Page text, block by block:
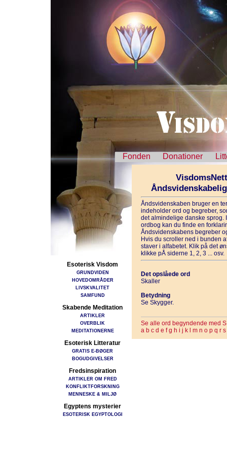
Fonden Donationer
Esoterisk Visdom
GRUNDVIDEN
HOVEDOMRÅDER
LIVSKVALITET
SAMFUND
Skabende Meditation
ARTIKLER
OVERBLIK
MEDITATIONERNE
Esoterisk Litteratur
GRATIS E-BØGER
BOGUDGIVELSER
Fredsinspiration
ARTIKLER OM FRED
KONFLIKTFORSKNING
MENNESKE & MILJØ
Egyptens mysterier
ESOTERISK EGYPTOLOGI
Åndsvidenskaben bruger en
indeholder ord og begreber,
det almindelige danske sprog.
ordbog kan du finde en
Åndsvidenskabens begreber
Hvis du scroller ned i bunden
staver i alfabetet. Klik på det
klikke pÅ siderne 1, 2, 3 ... osv.
Det opslåede ord
Skaller
Betydning
Se Skygger.
Se alle ord begyndende med S
a b c d e f g h i j k m n o p q r s